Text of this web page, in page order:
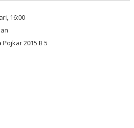
16:00
2015 B 5